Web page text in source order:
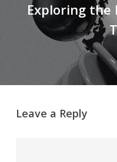
Exploring the
Leave a Reply